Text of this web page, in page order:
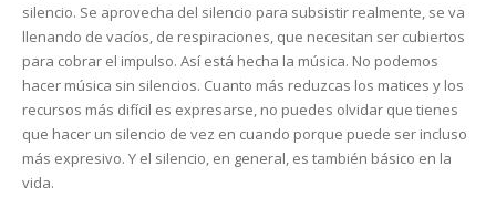
silencio. Se aprovecha del silencio para subsistir realmente, se va
llenando de vacíos, de respiraciones, que necesitan ser cubiertos
para cobrar el impulso. Así está hecha la música. No podemos
hacer música sin silencios. Cuanto más reduzcas los matices y los
recursos más difícil es expresarse, no puedes olvidar que tienes
que hacer un silencio de vez en cuando porque puede ser incluso
más expresivo. Y el silencio, en general, es también básico en la
vida.